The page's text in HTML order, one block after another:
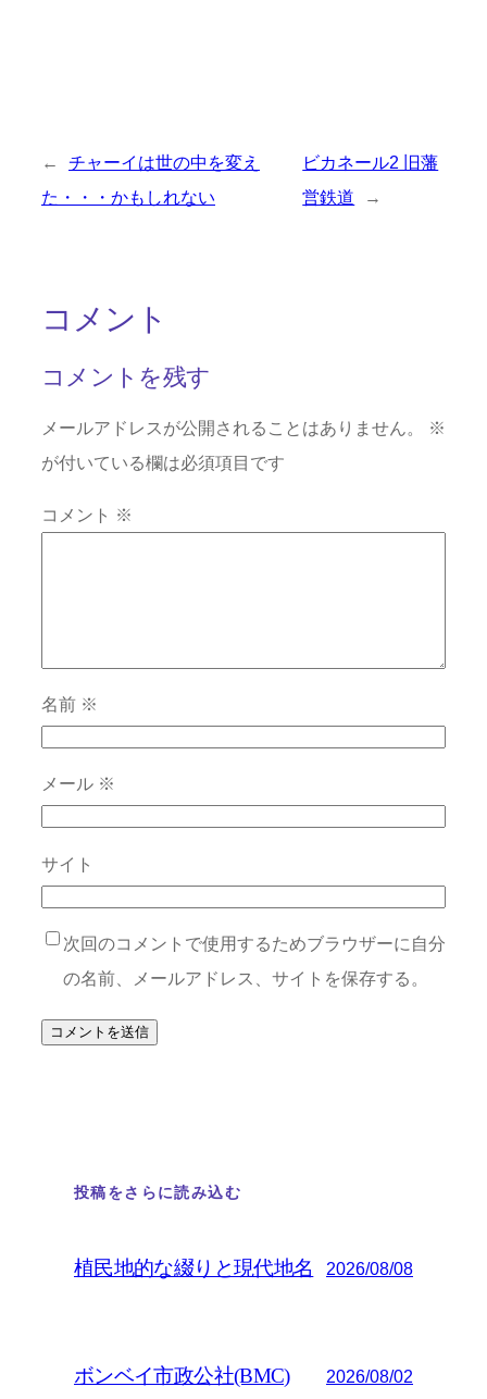
←
チャーイは世の中を変え
た・・・かもしれない
ビカネール2 旧藩
営鉄道
→
コメント
コメントを残す
メールアドレスが公開されることはありません。
※
が付いている欄は必須項目です
コメント ※
名前 ※
メール ※
サイト
次回のコメントで使用するためブラウザーに自分
の名前、メールアドレス、サイトを保存する。
投稿をさらに読み込む
植民地的な綴りと現代地名 2026/08/08
ボンベイ市政公社(BMC) 2026/08/02